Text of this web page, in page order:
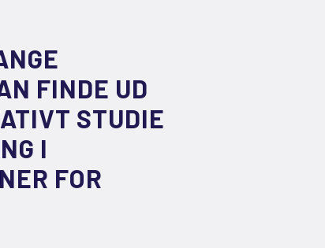
FINDE UD
STUDIE
I
FOR